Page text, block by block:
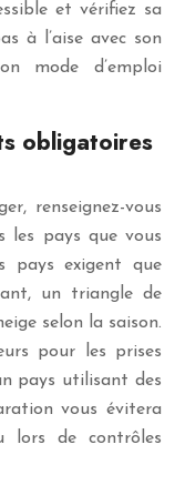
et vérifiez sa
à l’aise avec son
mode d’emploi
obligatoires
renseignez-vous
les pays que vous
pays exigent que
un triangle de
selon la saison.
pour les prises
pays utilisant des
vous évitera
lors de contrôles